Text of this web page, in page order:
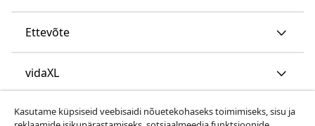
Ettevõte
vidaXL
Vaata rohkem
Kasutame küpsiseid veebisaidi nõuetekohaseks toimimiseks, sisu ja